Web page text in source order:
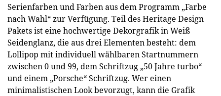
Serienfarben und Farben aus dem Programm „Farbe
nach Wahl“ zur Verfügung. Teil des Heritage Design
Pakets ist eine hochwertige Dekorgrafik in Weiß
Seidenglanz, die aus drei Elementen besteht: dem
Lollipop mit individuell wählbaren Startnummern
zwischen 0 und 99, dem Schriftzug „50 Jahre turbo“
und einem „Porsche“ Schriftzug. Wer einen
minimalistischen Look bevorzugt, kann die Grafik